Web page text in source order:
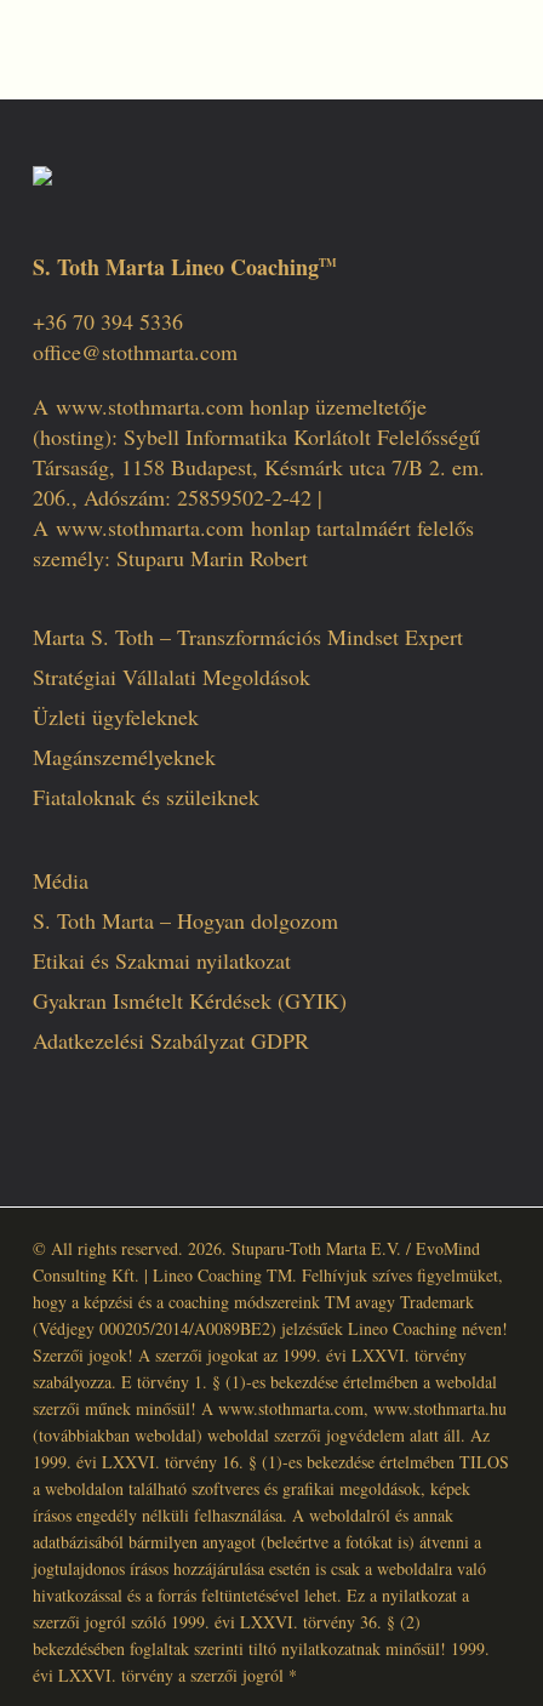
S. Toth Marta Lineo CoachingTM
+36 70 394 5336
office@stothmarta.com
A www.stothmarta.comhonlap üzemeltetője
(hosting): Sybell Informatika Korlátolt Felelősségű
Társaság, 1158 Budapest, Késmárk utca 7/B 2. em.
206., Adószám: 25859502-2-42 |
A www.stothmarta.comhonlap tartalmáért felelős
személy: Stuparu Marin Robert
Marta S. Toth – Transzformációs Mindset Expert
Stratégiai Vállalati Megoldások
Üzleti ügyfeleknek
Magánszemélyeknek
Fiataloknak és szüleiknek
Média
S. Toth Marta – Hogyan dolgozom
Etikai és Szakmai nyilatkozat
Gyakran Ismételt Kérdések (GYIK)
Adatkezelési Szabályzat GDPR
© All rights reserved. 2026. Stuparu-Toth Marta E.V. / EvoMind
Consulting Kft. | Lineo Coaching TM. Felhívjuk szíves figyelmüket,
hogy a képzési és a coaching módszereink TM avagy Trademark
(Védjegy 000205/2014/A0089BE2) jelzésűek Lineo Coaching néven!
Szerzői jogok! A szerzői jogokat az 1999. évi LXXVI. törvény
szabályozza. E törvény 1. § (1)-es bekezdése értelmében a weboldal
szerzői műnek minősül! A www.stothmarta.com, www.stothmarta.hu
(továbbiakban weboldal) weboldal szerzői jogvédelem alatt áll. Az
1999. évi LXXVI. törvény 16. § (1)-es bekezdése értelmében TILOS
a weboldalon található szoftveres és grafikai megoldások, képek
írásos engedély nélküli felhasználása. A weboldalról és annak
adatbázisából bármilyen anyagot (beleértve a fotókat is) átvenni a
jogtulajdonos írásos hozzájárulása esetén is csak a weboldalra való
hivatkozással és a forrás feltüntetésével lehet. Ez a nyilatkozat a
szerzői jogról szóló 1999. évi LXXVI. törvény 36. § (2)
bekezdésében foglaltak szerinti tiltó nyilatkozatnak minősül! 1999.
évi LXXVI. törvény a szerzői jogról *